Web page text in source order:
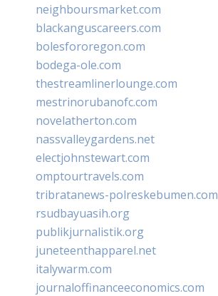
neighboursmarket.com
blackanguscareers.com
bolesfororegon.com
bodega-ole.com
thestreamlinerlounge.com
mestrinorubanofc.com
novelatherton.com
nassvalleygardens.net
electjohnstewart.com
omptourtravels.com
tribratanews-polreskebumen.com
rsudbayuasih.org
publikjurnalistik.org
juneteenthapparel.net
italywarm.com
journaloffinanceeconomics.com